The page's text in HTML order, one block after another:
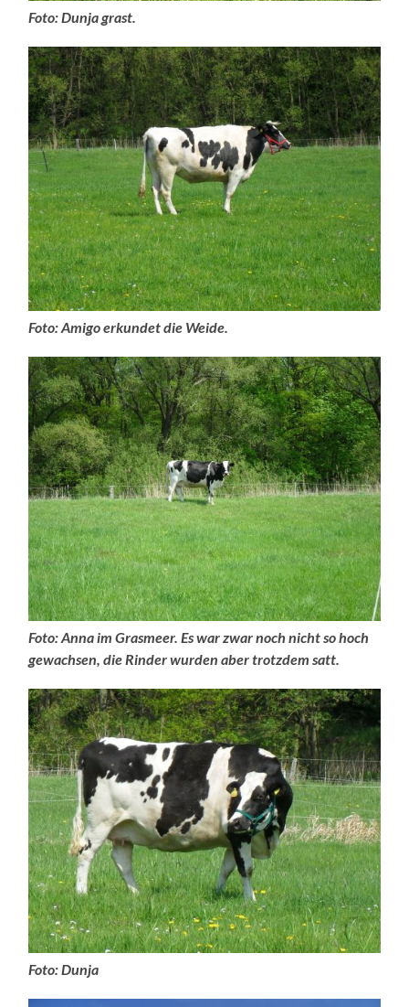
Foto: Dunja grast.
Foto: Amigo erkundet die Weide.
Foto: Anna im Grasmeer. Es war zwar noch nicht so hoch
gewachsen, die Rinder wurden aber trotzdem satt.
Foto: Dunja